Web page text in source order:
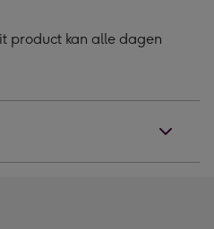
product kan alle dagen